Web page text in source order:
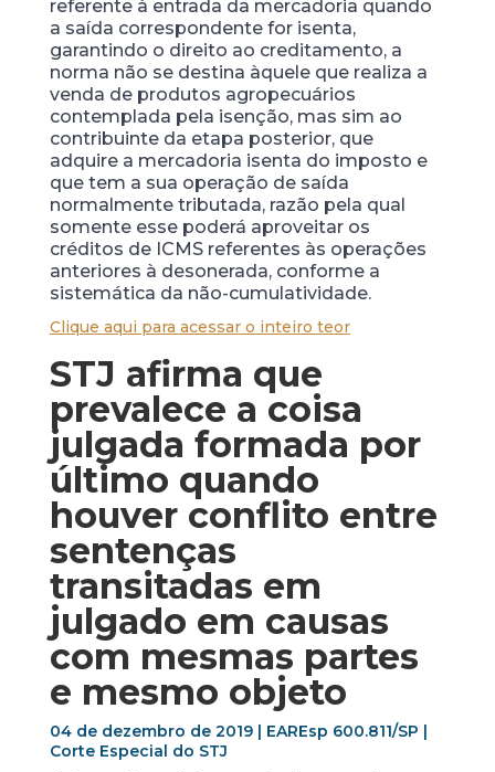
referente à entrada da mercadoria quando
a saída correspondente for isenta,
garantindo o direito ao creditamento, a
norma não se destina àquele que realiza a
venda de produtos agropecuários
contemplada pela isenção, mas sim ao
contribuinte da etapa posterior, que
adquire a mercadoria isenta do imposto e
que tem a sua operação de saída
normalmente tributada, razão pela qual
somente esse poderá aproveitar os
créditos de ICMS referentes às operações
anteriores à desonerada, conforme a
sistemática da não-cumulatividade.
Clique aqui para acessar o inteiro teor
STJ afirma que
prevalece a coisa
julgada formada por
último quando
houver conflito entre
sentenças
transitadas em
julgado em causas
com mesmas partes
e mesmo objeto
04 de dezembro de 2019 | EAREsp 600.811/SP |
Corte Especial do STJ